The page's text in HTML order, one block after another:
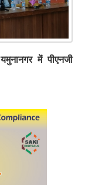
में पीएनजी